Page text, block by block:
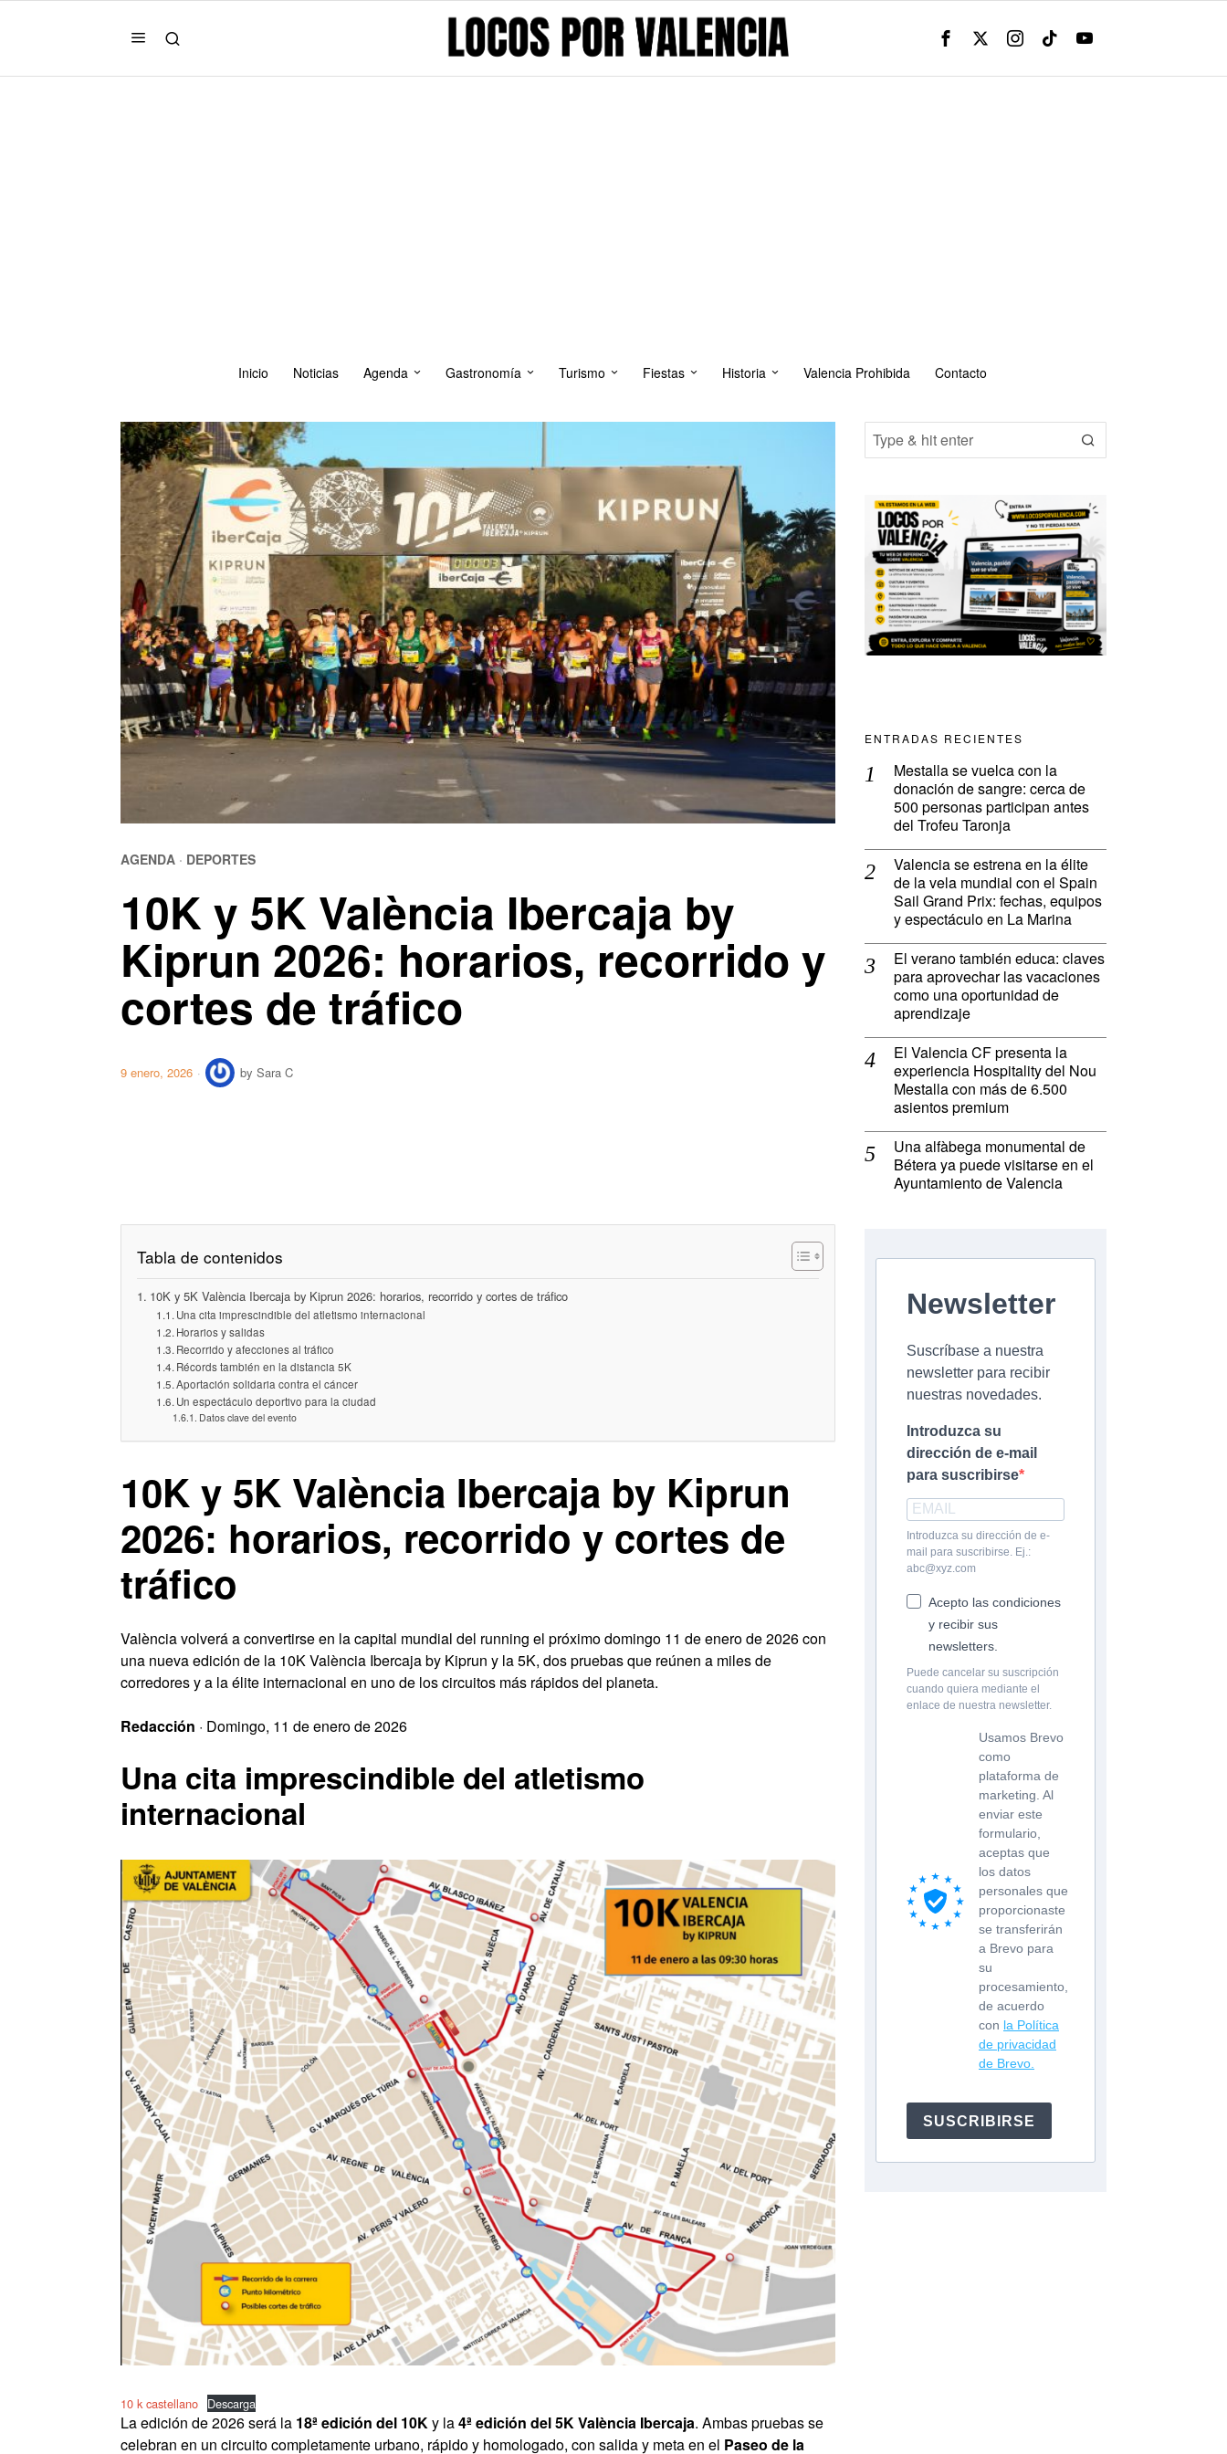
Inicio Noticias Agenda Gastronomía Turismo Fiestas Historia Valencia Prohibida Contacto
AGENDA · DEPORTES
10K y 5K València Ibercaja by
Kiprun 2026: horarios, recorrido y
cortes de tráfico
9 enero, 2026 by Sara C
Tabla de contenidos
10K y 5K València Ibercaja by Kiprun 2026: horarios, recorrido y cortes de tráfico
Una cita imprescindible del atletismo internacional
Horarios y salidas
Recorrido y afecciones al tráfico
Récords también en la distancia 5K
Aportación solidaria contra el cáncer
Un espectáculo deportivo para la ciudad
Datos clave del evento
10K y 5K València Ibercaja by Kiprun
2026: horarios, recorrido y cortes de
tráfico
València volverá a convertirse en la capital mundial del running el próximo domingo 11 de enero de 2026 con
una nueva edición de la 10K València Ibercaja by Kiprun y la 5K, dos pruebas que reúnen a miles de
corredores y a la élite internacional en uno de los circuitos más rápidos del planeta.
Redacción · Domingo, 11 de enero de 2026
Una cita imprescindible del atletismo
internacional
10 k castellano Descarga
La edición de 2026 será la 18ª edición del 10Ky la4ª edición del 5K València Ibercaja. Ambas pruebas se
celebran en un circuito completamente urbano, rápido y homologado, con salida y meta en el Paseo de la
ENTRADAS RECIENTES
Mestalla se vuelca con la
donación de sangre: cerca de
500 personas participan antes
del Trofeu Taronja
Valencia se estrena en la élite
de la vela mundial con el Spain
Sail Grand Prix: fechas, equipos
y espectáculo en La Marina
El verano también educa: claves
para aprovechar las vacaciones
como una oportunidad de
aprendizaje
El Valencia CF presenta la
experiencia Hospitality del Nou
Mestalla con más de 6.500
asientos premium
Una alfàbega monumental de
Bétera ya puede visitarse en el
Ayuntamiento de Valencia
Newsletter
Suscríbase a nuestra
newsletter para recibir
nuestras novedades.
Introduzca su
dirección de e-mail
para suscribirse
Introduzca su dirección de e-
mail para suscribirse. Ej.:
abc@xyz.com
Acepto las condiciones
y recibir sus
newsletters.
Puede cancelar su suscripción
cuando quiera mediante el
enlace de nuestra newsletter.
Usamos Brevo
como
plataforma de
marketing. Al
enviar este
formulario,
aceptas que
los datos
personales que
proporcionaste
se transferirán
a Brevo para
su
procesamiento,
de acuerdo
con la Política
de privacidad
de Brevo.
SUSCRIBIRSE